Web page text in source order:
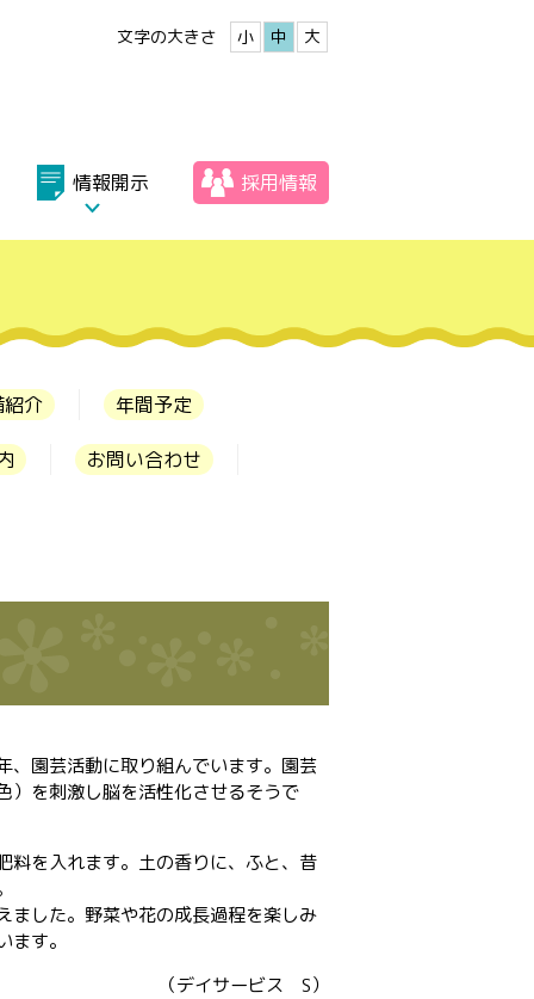
文字の大きさ 小 中 大
情報開示 採用情報
介 年間予定
お問い合わせ
、園芸活動に取り組んでいます。園芸
）を刺激し脳を活性化させるそうで
料を入れます。土の香りに、ふと、昔
ました。野菜や花の成長過程を楽しみ
す。
（デイサービス S）